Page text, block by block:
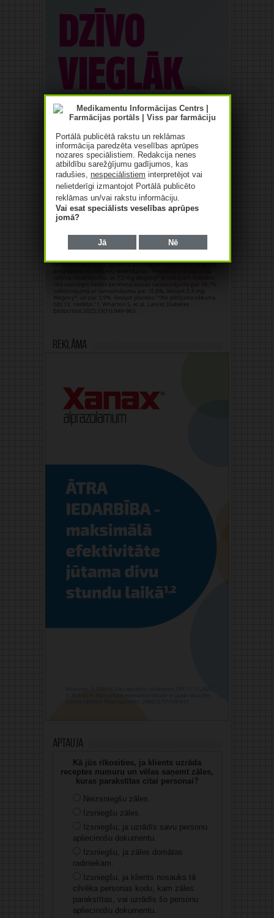
Reklāma
Aptauja
Kā jūs rīkosities, ja klients uzrāda
receptes numuru un vēlas saņemt zāles,
kuras parakstītas citai personai?
Neizsniegšu zāles.
Izsniegšu zāles.
Izsniegšu, ja uzrādīs savu personu
apliecinošu dokumentu.
Izsniegšu, ja zāles domātas
radiniekam.
Izsniegšu, ja klients nosauks tā
cilvēka personas kodu, kam zāles
parakstītas, vai uzrādīs šo personu
apliecinošu dokumentu.
Portālā publicētā rakstu un reklāmas
informācija paredzēta veselības aprūpes
nozares speciālistiem. Redakcija nenes
atbildību sarežģījumu gadījumos, kas
radušies, nespeciālistiem interpretējot vai
nelietderīgi izmantojot Portālā publicēto
reklāmas un/vai rakstu informāciju.
Vai esat speciālists veselības aprūpes
jomā?
Jā Nē